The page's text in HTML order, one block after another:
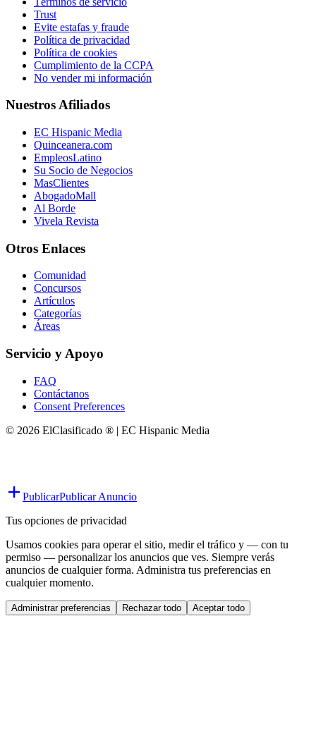
Trust
Evite estafas y fraude
Política de privacidad
Política de cookies
Cumplimiento de la CCPA
No vender mi información
Nuestros Afiliados
EC Hispanic Media
Quinceanera.com
EmpleosLatino
Su Socio de Negocios
MasClientes
AbogadoMall
Al Borde
Vivela Revista
Otros Enlaces
Comunidad
Concursos
Artículos
Categorías
Áreas
Servicio y Apoyo
FAQ
Contáctanos
Consent Preferences
© 2026 ElClasificado ® | EC Hispanic Media
PublicarPublicar Anuncio
Tus opciones de privacidad
Usamos cookies para operar el sitio, medir el tráfico y — con tu
permiso — personalizar los anuncios que ves. Siempre verás
anuncios de cualquier forma. Administra tus preferencias en
cualquier momento.
Administrar preferencias Rechazar todo Aceptar todo